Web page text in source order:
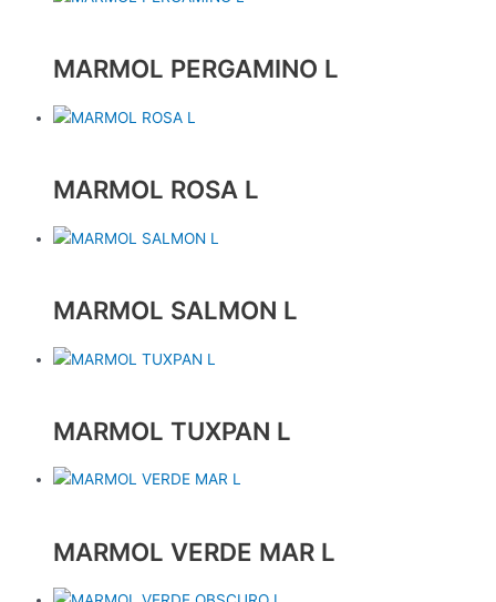
MARMOL PERGAMINO L
MARMOL ROSA L
MARMOL SALMON L
MARMOL TUXPAN L
MARMOL VERDE MAR L